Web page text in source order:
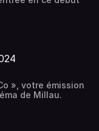
», votre émission
de Millau.